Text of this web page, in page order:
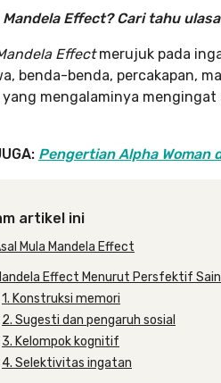
Effect? Cari tahu
Effectmerujuk pada
benda-benda, percakapan,
yang mengalaminya
Pengertian Alpha Woman
artikel ini
Mula Mandela Effect
Effect Menurut Persfektif
1. Konstruksi memori
2. Sugesti dan pengaruh sosial
3. Kelompok kognitif
4. Selektivitas ingatan